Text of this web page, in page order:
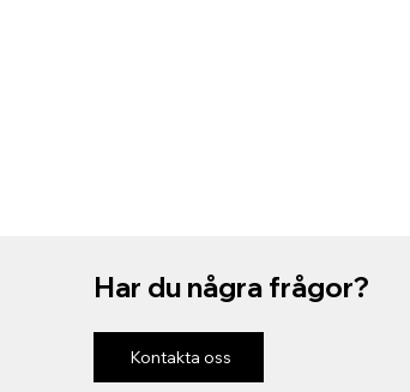
Har du några frågor?
Kontakta oss